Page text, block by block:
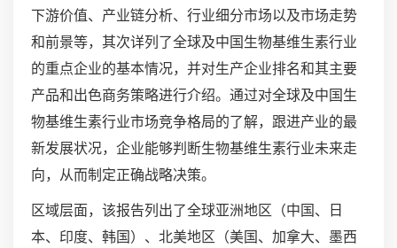
下游价值、产业链分析、行业细分市场以及市场走势
和前景等，其次详列了全球及中国生物基维生素行业
的重点企业的基本情况，并对生产企业排名和其主要
产品和出色商务策略进行介绍。通过对全球及中国生
物基维生素行业市场竞争格局的了解，跟进产业的最
新发展状况，企业能够判断生物基维生素行业未来走
向，从而制定正确战略决策。
区域层面，该报告列出了全球亚洲地区（中国、日
本、印度、韩国）、北美地区（美国、加拿大、墨西